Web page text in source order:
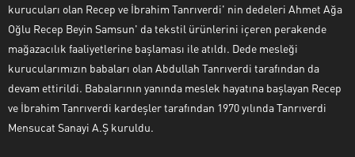
kurucuları olan Recep ve İbrahim Tanrıverdi' nin dedeleri Ahmet Ağa
Oğlu Recep Beyin Samsun' da tekstil ürünlerini içeren perakende
mağazacılık faaliyetlerine başlaması ile atıldı. Dede mesleği
kurucularımızın babaları olan Abdullah Tanrıverdi tarafından da
devam ettirildi. Babalarının yanında meslek hayatına başlayan Recep
ve İbrahim Tanrıverdi kardeşler tarafından 1970 yılında Tanrıverdi
Mensucat Sanayi A.Ş kuruldu.